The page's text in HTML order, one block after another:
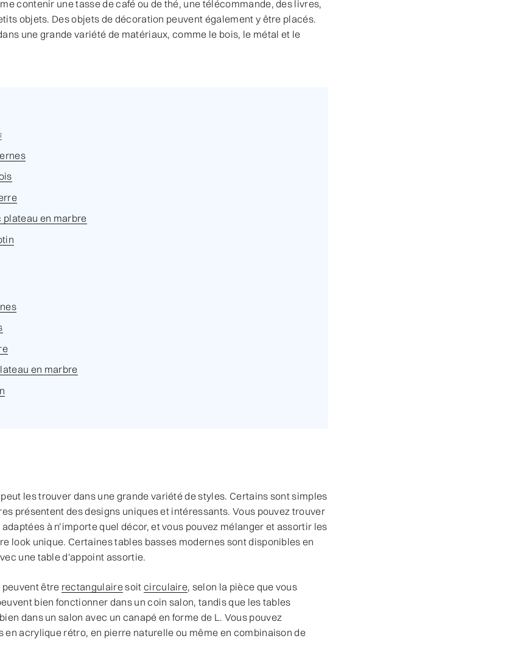
contenir une tasse de café ou de thé, une télécommande, des livres,
objets. Des objets de décoration peuvent également y être placés.
une grande variété de matériaux, comme le bois, le métal et le
plateau en marbre
en marbre
les trouver dans une grande variété de styles. Certains sont simples
présentent des designs uniques et intéressants. Vous pouvez trouver
à n’importe quel décor, et vous pouvez mélanger et assortir les
look unique. Certaines tables basses modernes sont disponibles en
une table d'appoint assortie.
être rectangulairesoit circulaire, selon la pièce que vous
bien fonctionner dans un coin salon, tandis que les tables
dans un salon avec un canapé en forme de L. Vous pouvez
en acrylique rétro, en pierre naturelle ou même en combinaison de